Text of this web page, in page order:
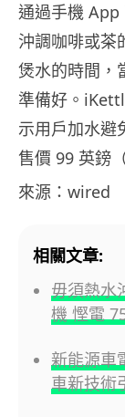
通過手機 App
沖調咖啡或茶
煲水的時間，
準備好。
示用戶加水避
售價 99 英鎊
來源：wired
相關文章:
毋須熱水
機 慳電
新能源車
車新技術